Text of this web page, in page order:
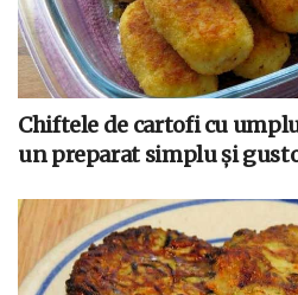
Chiftele de cartofi cu
un preparat simplu și